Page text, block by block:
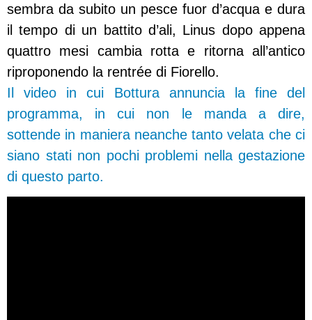
sembra da subito un pesce fuor d’acqua e dura
il tempo di un battito d’ali, Linus dopo appena
quattro mesi cambia rotta e ritorna all’antico
riproponendo la rentrée di Fiorello.
Il video in cui Bottura annuncia la fine del
programma, in cui non le manda a dire,
sottende in maniera neanche tanto velata che ci
siano stati non pochi problemi nella gestazione
di questo parto.